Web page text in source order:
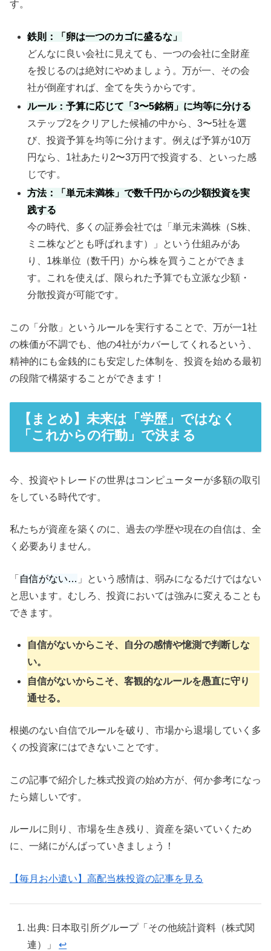
す。
鉄則：「卵は一つのカゴに盛るな」
どんなに良い会社に見えても、一つの会社に全財産
を投じるのは絶対にやめましょう。万が一、その会
社が倒産すれば、全てを失うからです。
ルール：予算に応じて「3〜5銘柄」に均等に分ける
ステップ2をクリアした候補の中から、3〜5社を選
び、投資予算を均等に分けます。例えば予算が10万
円なら、1社あたり2〜3万円で投資する、といった感
じです。
方法：「単元未満株」で数千円からの少額投資を実
践する
今の時代、多くの証券会社では「単元未満株（S株、
ミニ株などとも呼ばれます）」という仕組みがあ
り、1株単位（数千円）から株を買うことができま
す。これを使えば、限られた予算でも立派な少額・
分散投資が可能です。
この「分散」というルールを実行することで、万が一1社
の株価が不調でも、他の4社がカバーしてくれるという、
精神的にも金銭的にも安定した体制を、投資を始める最初
の段階で構築することができます！
【まとめ】未来は「学歴」ではなく
「これからの行動」で決まる
今、投資やトレードの世界はコンピューターが多額の取引
をしている時代です。
私たちが資産を築くのに、過去の学歴や現在の自信は、全
く必要ありません。
「 自信がない… 」という感情は、弱みになるだけではない
と思います。むしろ、投資においては強みに変えることも
できます。
自信がないからこそ、自分の感情や憶測で判断しな
い。
自信がないからこそ、客観的なルールを愚直に守り
通せる。
根拠のない自信でルールを破り、市場から退場していく多
くの投資家にはできないことです。
この記事で紹介した株式投資の始め方が、何か参考になっ
たら嬉しいです。
ルールに則り、市場を生き残り、資産を築いていくため
に、一緒にがんばっていきましょう！
【毎月お小遣い】高配当株投資の記事を見る
出典: 日本取引所グループ「その他統計資料（株式関
連）」↩︎